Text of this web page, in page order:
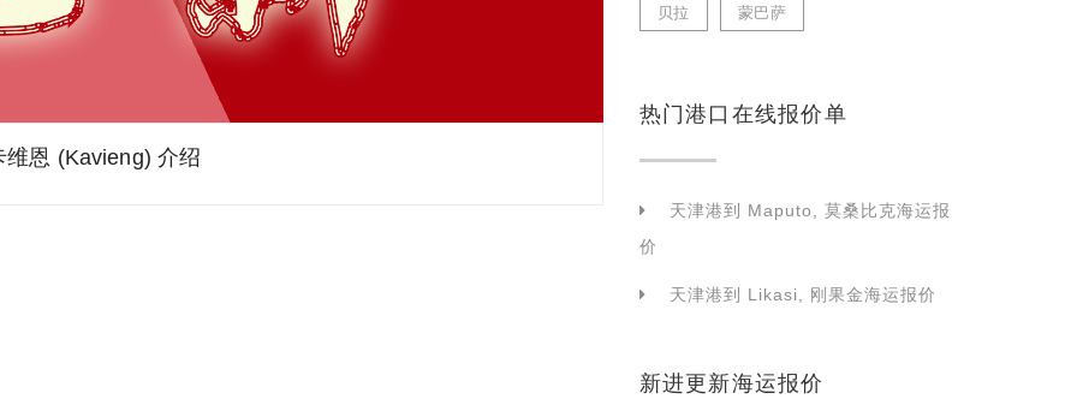
维恩 (Kavieng) 介绍
贝拉 蒙巴萨
热门港口在线报价单
天津港到 Maputo, 莫桑比克海运报
价
天津港到 Likasi, 刚果金海运报价
新进更新海运报价